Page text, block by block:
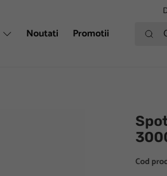
Noutati Promotii Cauta
Cod